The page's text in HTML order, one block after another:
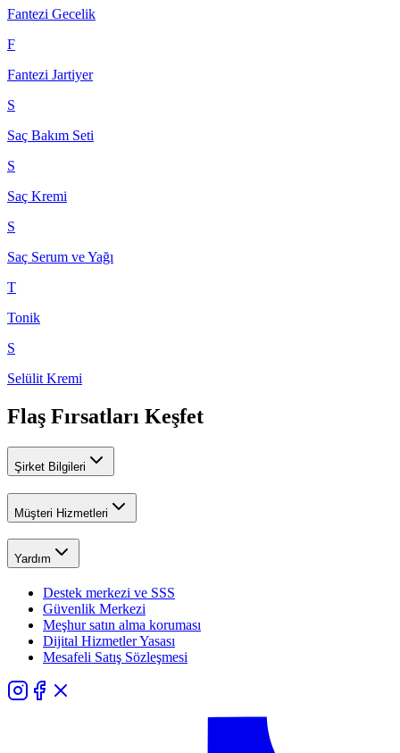
Fantezi Gecelik
F
Fantezi Jartiyer
S
Saç Bakım Seti
S
Saç Kremi
S
Saç Serum ve Yağı
T
Tonik
S
Selülit Kremi
Flaş Fırsatları Keşfet
Şirket Bilgileri
Müşteri Hizmetleri
Yardım
Destek merkezi ve SSS
Güvenlik Merkezi
Meşhur satın alma koruması
Dijital Hizmetler Yasası
Mesafeli Satış Sözleşmesi